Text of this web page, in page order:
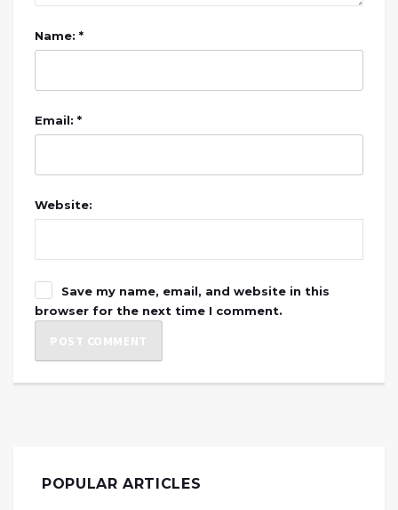
Name: *
Email: *
Website:
Save my name, email, and website in this
browser for the next time I comment.
POPULAR ARTICLES